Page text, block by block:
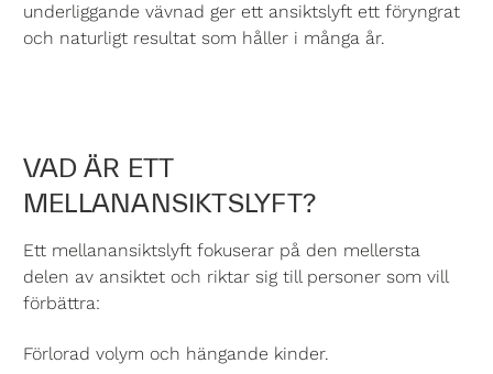
underliggande vävnad ger ett ansiktslyft ett föryngrat
och naturligt resultat som håller i många år.
VAD ÄR ETT
MELLANANSIKTSLYFT?
Ett mellanansiktslyft fokuserar på den mellersta
delen av ansiktet och riktar sig till personer som vill
förbättra:
Förlorad volym och hängande kinder.